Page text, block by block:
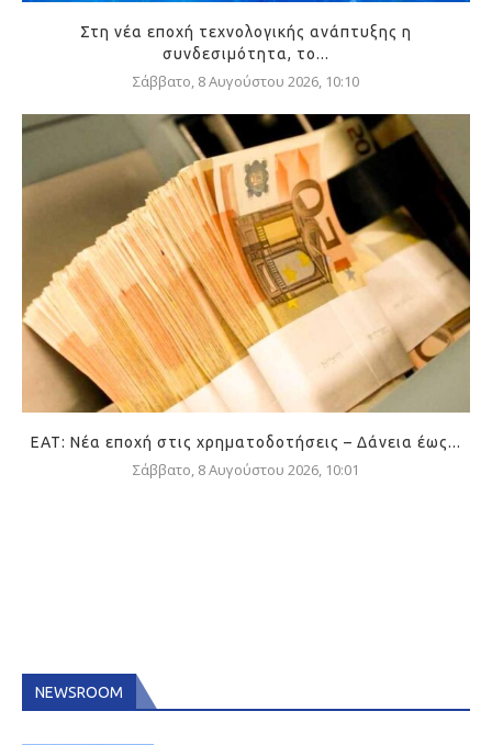
Στη νέα εποχή τεχνολογικής ανάπτυξης η
συνδεσιμότητα, το...
Σάββατο, 8 Αυγούστου 2026, 10:10
ΕΑΤ: Νέα εποχή στις χρηματοδοτήσεις – Δάνεια έως...
Σάββατο, 8 Αυγούστου 2026, 10:01
NEWSROOM